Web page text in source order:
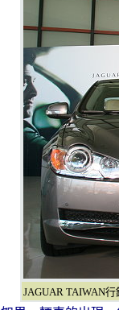
JAGUAR TAIWAN